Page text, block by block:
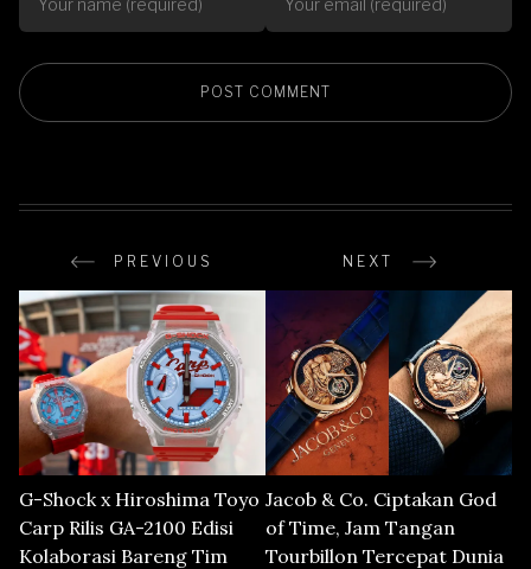
PREVIOUS NEXT
G-Shock x Hiroshima Toyo
Carp Rilis GA-2100 Edisi
Kolaborasi Bareng Tim
Jacob & Co. Ciptakan God
of Time, Jam Tangan
Tourbillon Tercepat Dunia